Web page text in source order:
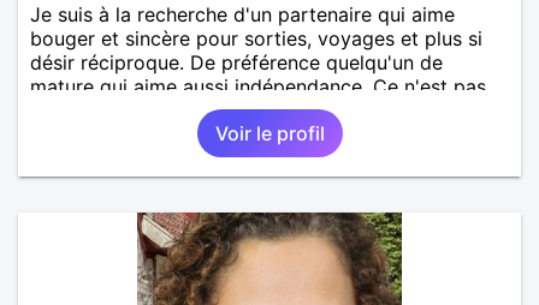
Je suis à la recherche d'un partenaire qui aime
bouger et sincère pour sorties, voyages et plus si
désir réciproque. De préférence quelqu'un de
mature qui aime aussi indépendance. Ce n'est pas
obligé qu'il habite Montauban même.
Voir le profil